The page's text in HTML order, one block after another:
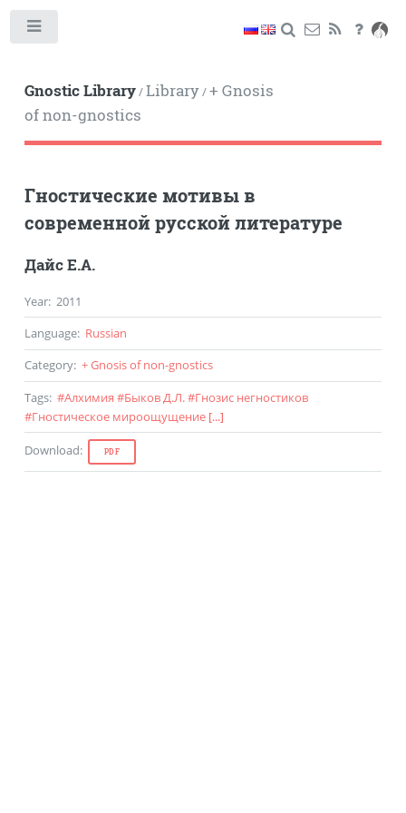
Gnostic Library/Library/+ Gnosis
of non-gnostics
Гностические мотивы в
современной русской литературе
Дайс Е.А.
Year: 2011
Language: Russian
Category: + Gnosis of non-gnostics
Tags: #Алхимия #Быков Д.Л.#Гнозис негностиков
#Гностическое мироощущение [...]
Download: PDF